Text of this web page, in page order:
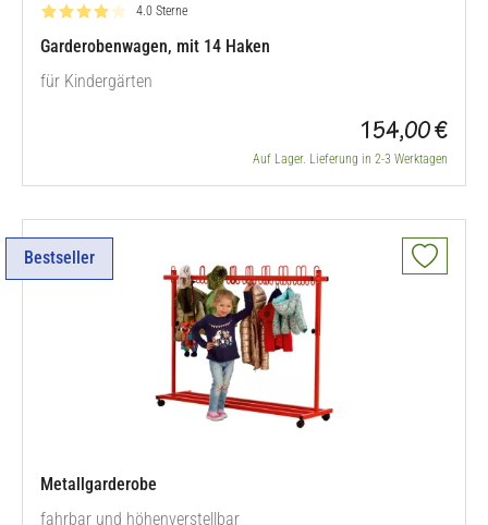
Bewertung: 4.0 von 5
4.0 Sterne
Garderobenwagen, mit 14 Haken
für Kindergärten
154,00 €
Auf Lager. Lieferung in 2-3 Werktagen
Bestseller
Metallgarderobe
fahrbar und höhenverstellbar